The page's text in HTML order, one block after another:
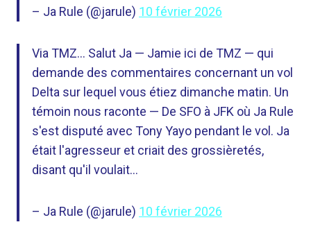
– Ja Rule (@jarule) 10 février 2026
Via TMZ… Salut Ja — Jamie ici de TMZ — qui
demande des commentaires concernant un vol
Delta sur lequel vous étiez dimanche matin. Un
témoin nous raconte — De SFO à JFK où Ja Rule
s'est disputé avec Tony Yayo pendant le vol. Ja
était l'agresseur et criait des grossièretés,
disant qu'il voulait…
– Ja Rule (@jarule) 10 février 2026